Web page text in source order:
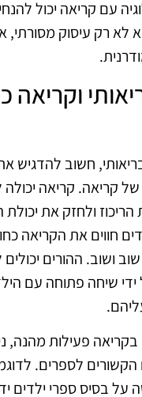
עם קריאה יכול
לא רק עיסוק מסורתי,
וקריאה
חשוב להדגיש
של קריאה. קריאה
ולחזק את
חווים את הקריאה
שוב ושוב. ההורים
ידי שיחה פתוחה עם
בקריאה פעילות מהנה,
לספרים.
בסיס ספרי ילדים